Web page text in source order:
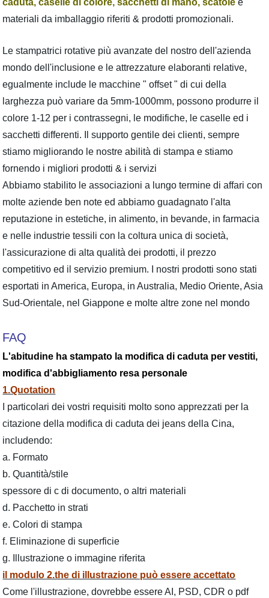
caduta, caselle di colore, sacchetti di mano, scatolee
materiali da imballaggio riferiti & prodotti promozionali.
Le stampatrici rotative più avanzate del nostro dell'azienda
mondo dell'inclusione e le attrezzature elaboranti relative,
egualmente include le macchine " offset " di cui della
larghezza può variare da 5mm-1000mm, possono produrre il
colore 1-12 per i contrassegni, le modifiche, le caselle ed i
sacchetti differenti. Il supporto gentile dei clienti, sempre
stiamo migliorando le nostre abilità di stampa e stiamo
fornendo i migliori prodotti & i servizi
Abbiamo stabilito le associazioni a lungo termine di affari con
molte aziende ben note ed abbiamo guadagnato l'alta
reputazione in estetiche, in alimento, in bevande, in farmacia
e nelle industrie tessili con la coltura unica di società,
l'assicurazione di alta qualità dei prodotti, il prezzo
competitivo ed il servizio premium. I nostri prodotti sono stati
esportati in America, Europa, in Australia, Medio Oriente, Asia
Sud-Orientale, nel Giappone e molte altre zone nel mondo
FAQ
L'abitudine ha stampato la modifica di caduta per vestiti,
modifica d'abbigliamento resa personale
1.Quotation
I particolari dei vostri requisiti molto sono apprezzati per la
citazione della modifica di caduta dei jeans della Cina,
includendo:
a. Formato
b. Quantità/stile
spessore di c di documento, o altri materiali
d. Pacchetto in strati
e. Colori di stampa
f. Eliminazione di superficie
g. Illustrazione o immagine riferita
il modulo 2.the di illustrazione può essere accettato
Come l'illustrazione, dovrebbe essere AI, PSD, CDR o pdf